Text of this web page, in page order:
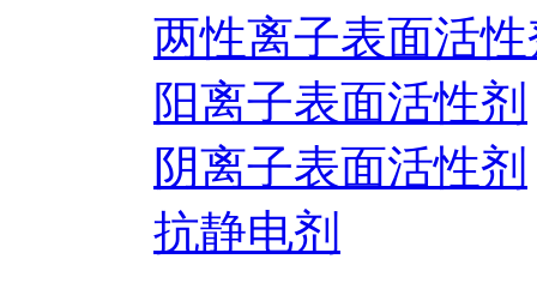
两性离子表面活
阳离子表面活性剂
阴离子表面活性剂
抗静电剂